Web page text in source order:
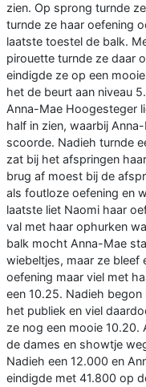
zien. Op sprong turnde
turnde ze haar oefening
laatste toestel de balk.
pirouette turnde ze daar
eindigde ze op een
het de beurt aan niveau
Anna-Mae Hoogesteger
half in zien, waarbij
scoorde. Nadieh turnde
zat bij het afspringen
brug af moest bij de
als foutloze oefening en
laatste liet Naomi haar
val met haar ophurken
balk mocht Anna-Mae
wiebeltjes, maar ze bleef
oefening maar viel met
een 10.25. Nadieh
het publiek en viel
ze nog een mooie 10.20.
de dames en showtje
Nadieh een 12.000 en
eindigde met 41.800 op